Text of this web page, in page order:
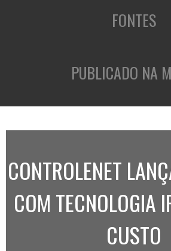
FONTES
PUBLICADO NA
CONTROLENET
COM TECNOLOGIA
CUSTO